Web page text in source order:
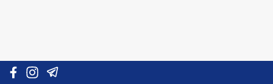
Vai al contenuto